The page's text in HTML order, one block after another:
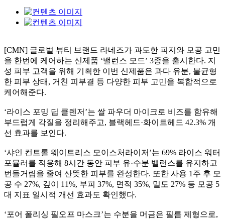
[CMN] 글로벌 뷰티 브랜드 라네즈가 과도한 피지와 모공 고민
을 한번에 케어하는 신제품 ‘밸런스 모드’ 3종을 출시한다. 지
성 피부 고객을 위해 기획한 이번 신제품은 과다 유분, 불균형
한 피부 상태, 거친 피부결 등 다양한 피부 고민을 복합적으로
케어해준다.
‘라이스 포밍 딥 클렌저’는 쌀 파우더 마이크로 비즈를 함유해
부드럽게 각질을 정리해주고, 블랙헤드·화이트헤드 42.3% 개
선 효과를 보인다.
‘샤인 컨트롤 웨이트리스 모이스처라이저’는 69% 라이스 워터
포뮬러를 적용해 8시간 동안 피부 유·수분 밸런스를 유지하고
번들거림을 줄여 산뜻한 피부를 완성한다. 또한 사용 1주 후 모
공 수 27%, 깊이 11%, 부피 37%, 면적 35%, 밀도 27% 등 모공 5
대 지표 일시적 개선 효과도 확인했다.
‘포어 폴리싱 필오프 마스크’는 수분을 머금은 필름 제형으로,